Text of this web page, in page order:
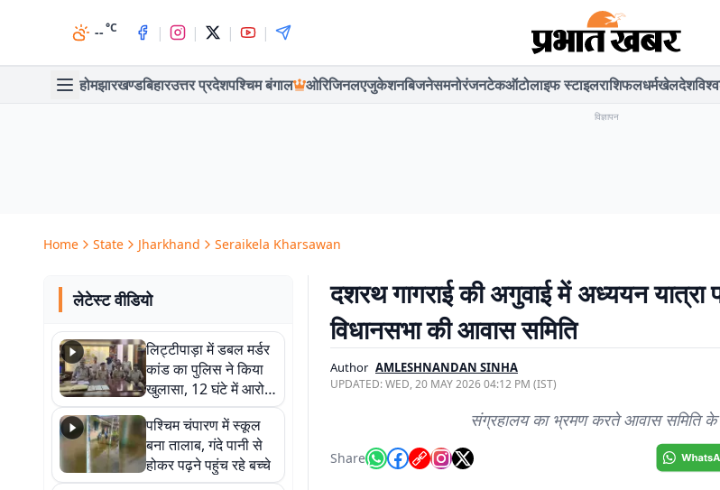
--°C | | | |
होमझारखण्डबिहारउत्तर प्रदेशपश्चिम बंगाल ओरिजिनलएजुकेशनबिजनेसमनोरंजनटेकऑटोलाइफ स्टाइलराशिफलधर्मखेलदेशविश्व
विज्ञापन
Home State Jharkhand Seraikela Kharsawan
लेटेस्ट वीडियो
लिट्टीपाड़ा में डबल मर्डर
कांड का पुलिस ने किया
खुलासा, 12 घंटे में आरोपी
गिरफ्तार
पश्चिम चंपारण में स्कूल
बना तालाब, गंदे पानी से
होकर पढ़ने पहुंच रहे बच्चे
दशरथ गागराई की अगुवाई में अध्ययन यात्रा
विधानसभा की आवास समिति
Author AMLESHNANDAN SINHA
UPDATED:WED, 20 MAY 2026 04:12 PM (IST)
संग्रहालय का भ्रमण करते आवास समिति के
Share